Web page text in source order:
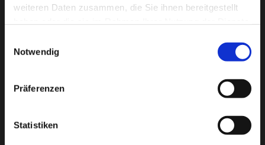
weiteren Daten zusammen, die Sie ihnen bereitgestellt
Notwendig
Präferenzen
Statistiken
Popular Posts
Nihilne te nocturnu